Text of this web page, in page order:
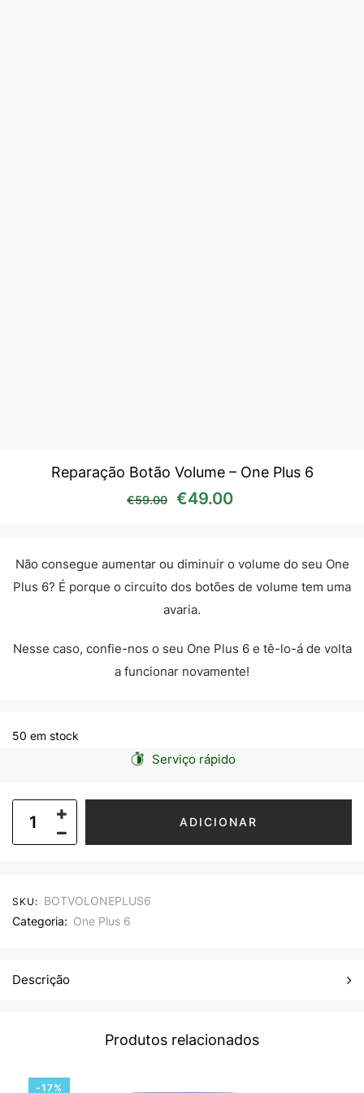
Reparação Botão Volume – One Plus 6
€59.00 O preço original era:
€49.00
Não consegue aumentar ou diminuir o volume do seu One
Plus 6? É porque o circuito dos botões de volume tem uma
avaria.
Nesse caso, confie-nos o seu One Plus 6 e tê-lo-á de volta
a funcionar novamente!
50 em stock
Serviço rápido
ADICIONAR
SKU: BOTVOLONEPLUS6
Categoria: One Plus 6
Descrição
Produtos relacionados
-17%